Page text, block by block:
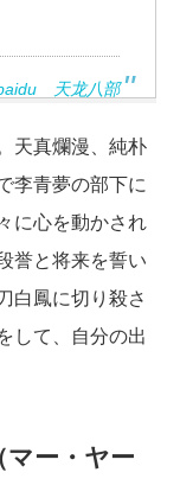
天龙八部
天真爛漫、純朴
李青夢の部下に
に心を動かされ
誉と将来を誓い
白鳳に切り殺さ
して、自分の出
マー・ヤー